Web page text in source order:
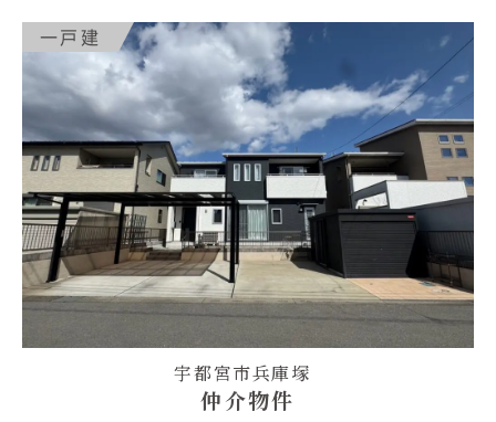
一戸建
宇都宮市兵庫塚
仲介物件